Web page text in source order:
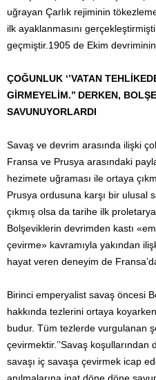
uğrayan Çarlık rejiminin
ilk ayaklanmasını
geçmiştir.1905 de Ekim
ÇOĞUNLUK ‘’VATAN
GİRMEYELİM.’’ DERKEN,
SAVUNUYORLARDI
Savaş ve devrim arasında ilişki
Fransa ve Prusya arasındaki
hezimete uğraması ile ortaya
Prusya ordusuna karşı bir ulusal
çıkmış olsa da tarihe ilk
Bolşeviklerin devrimden kastı
çevirme» kavramıyla yakından
hayat veren deneyim de
Birinci emperyalist savaş öncesi
hakkında tezlerini ortaya
budur. Tüm tezlerde vurgulanan
çevirmektir.’’Savaş
savaşı iç savaşa çevirmek icap